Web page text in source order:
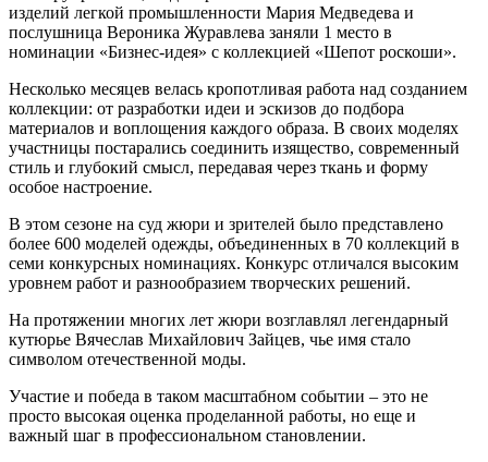
изделий легкой промышленности Мария Медведева и
послушница Вероника Журавлева заняли 1 место в
номинации «Бизнес-идея» с коллекцией «Шепот роскоши».
Несколько месяцев велась кропотливая работа над созданием
коллекции: от разработки идеи и эскизов до подбора
материалов и воплощения каждого образа. В своих моделях
участницы постарались соединить изящество, современный
стиль и глубокий смысл, передавая через ткань и форму
особое настроение.
В этом сезоне на суд жюри и зрителей было представлено
более 600 моделей одежды, объединенных в 70 коллекций в
семи конкурсных номинациях. Конкурс отличался высоким
уровнем работ и разнообразием творческих решений.
На протяжении многих лет жюри возглавлял легендарный
кутюрье Вячеслав Михайлович Зайцев, чье имя стало
символом отечественной моды.
Участие и победа в таком масштабном событии – это не
просто высокая оценка проделанной работы, но еще и
важный шаг в профессиональном становлении.